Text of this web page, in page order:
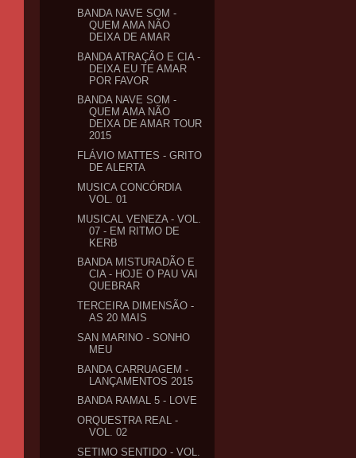
BANDA NAVE SOM -
QUEM AMA NÃO
DEIXA DE AMAR
BANDA ATRAÇÃO E CIA -
DEIXA EU TE AMAR
POR FAVOR
BANDA NAVE SOM -
QUEM AMA NÃO
DEIXA DE AMAR TOUR
2015
FLÁVIO MATTES - GRITO
DE ALERTA
MUSICA CONCÓRDIA
VOL. 01
MUSICAL VENEZA - VOL.
07 - EM RITMO DE
KERB
BANDA MISTURADÃO E
CIA - HOJE O PAU VAI
QUEBRAR
TERCEIRA DIMENSÃO -
AS 20 MAIS
SAN MARINO - SONHO
MEU
BANDA CARRUAGEM -
LANÇAMENTOS 2015
BANDA RAMAL 5 - LOVE
ORQUESTRA REAL -
VOL. 02
SETIMO SENTIDO - VOL.